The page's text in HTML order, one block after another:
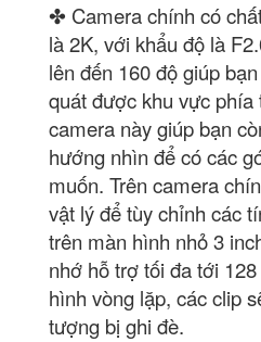
✤ Camera chính có
là 2K, với khẩu độ là
lên đến 160 độ giúp
quát được khu vực phía
camera này giúp bạn
hướng nhìn để có các
muốn. Trên camera
vật lý để tùy chỉnh các
trên màn hình nhỏ 3
nhớ hỗ trợ tối đa tới
hình vòng lặp, các clip
tượng bị ghi đè.